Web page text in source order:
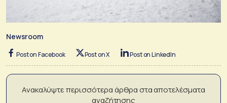
Newsroom
Post on Facebook Post on X Post on LinkedIn
Ανακαλύψτε περισσότερα άρθρα στα αποτελέσματα
αναζήτησης